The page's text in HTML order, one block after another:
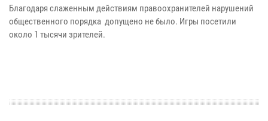
Благодаря слаженным действиям правоохранителей нарушений
общественного порядка допущено не было. Игры посетили
около 1 тысячи зрителей.